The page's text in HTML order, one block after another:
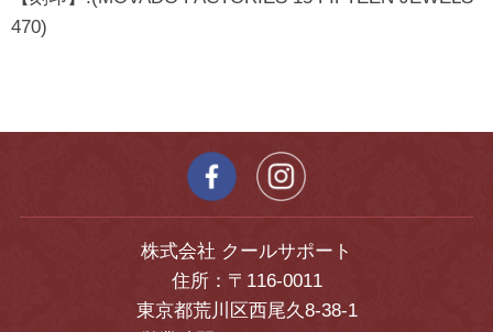
470)
株式会社 クールサポート
住所：〒116-0011
東京都荒川区西尾久8-38-1